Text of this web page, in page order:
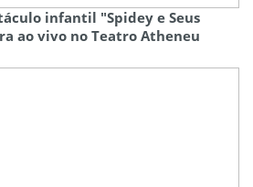
infantil "Spidey e Seus
ao vivo no Teatro Atheneu